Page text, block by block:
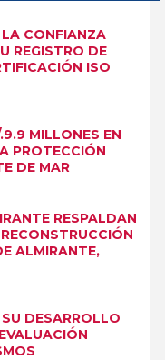
CONFIANZA
REGISTRO DE
ISO
MILLONES EN
PROTECCIÓN
DE MAR
RESPALDAN
ALMIRANTE,
DESARROLLO